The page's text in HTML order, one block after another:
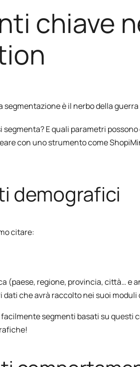
chiave
segmentazione è il nerbo della
E quali parametri
con uno strumento come
demografici
citare:
(paese, regione, provincia, città… e
che avrà raccolto nei suoi
segmenti basati su questi